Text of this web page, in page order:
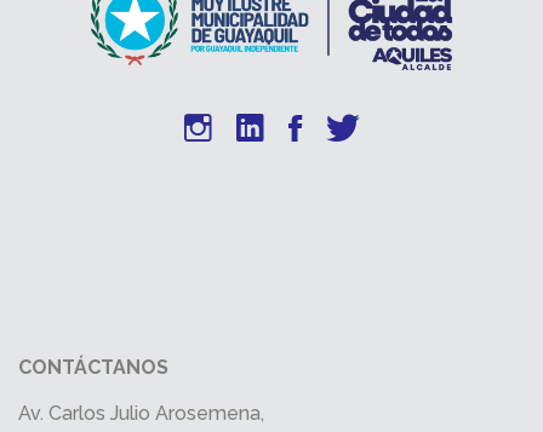
CONTÁCTANOS
Av. Carlos Julio Arosemena,